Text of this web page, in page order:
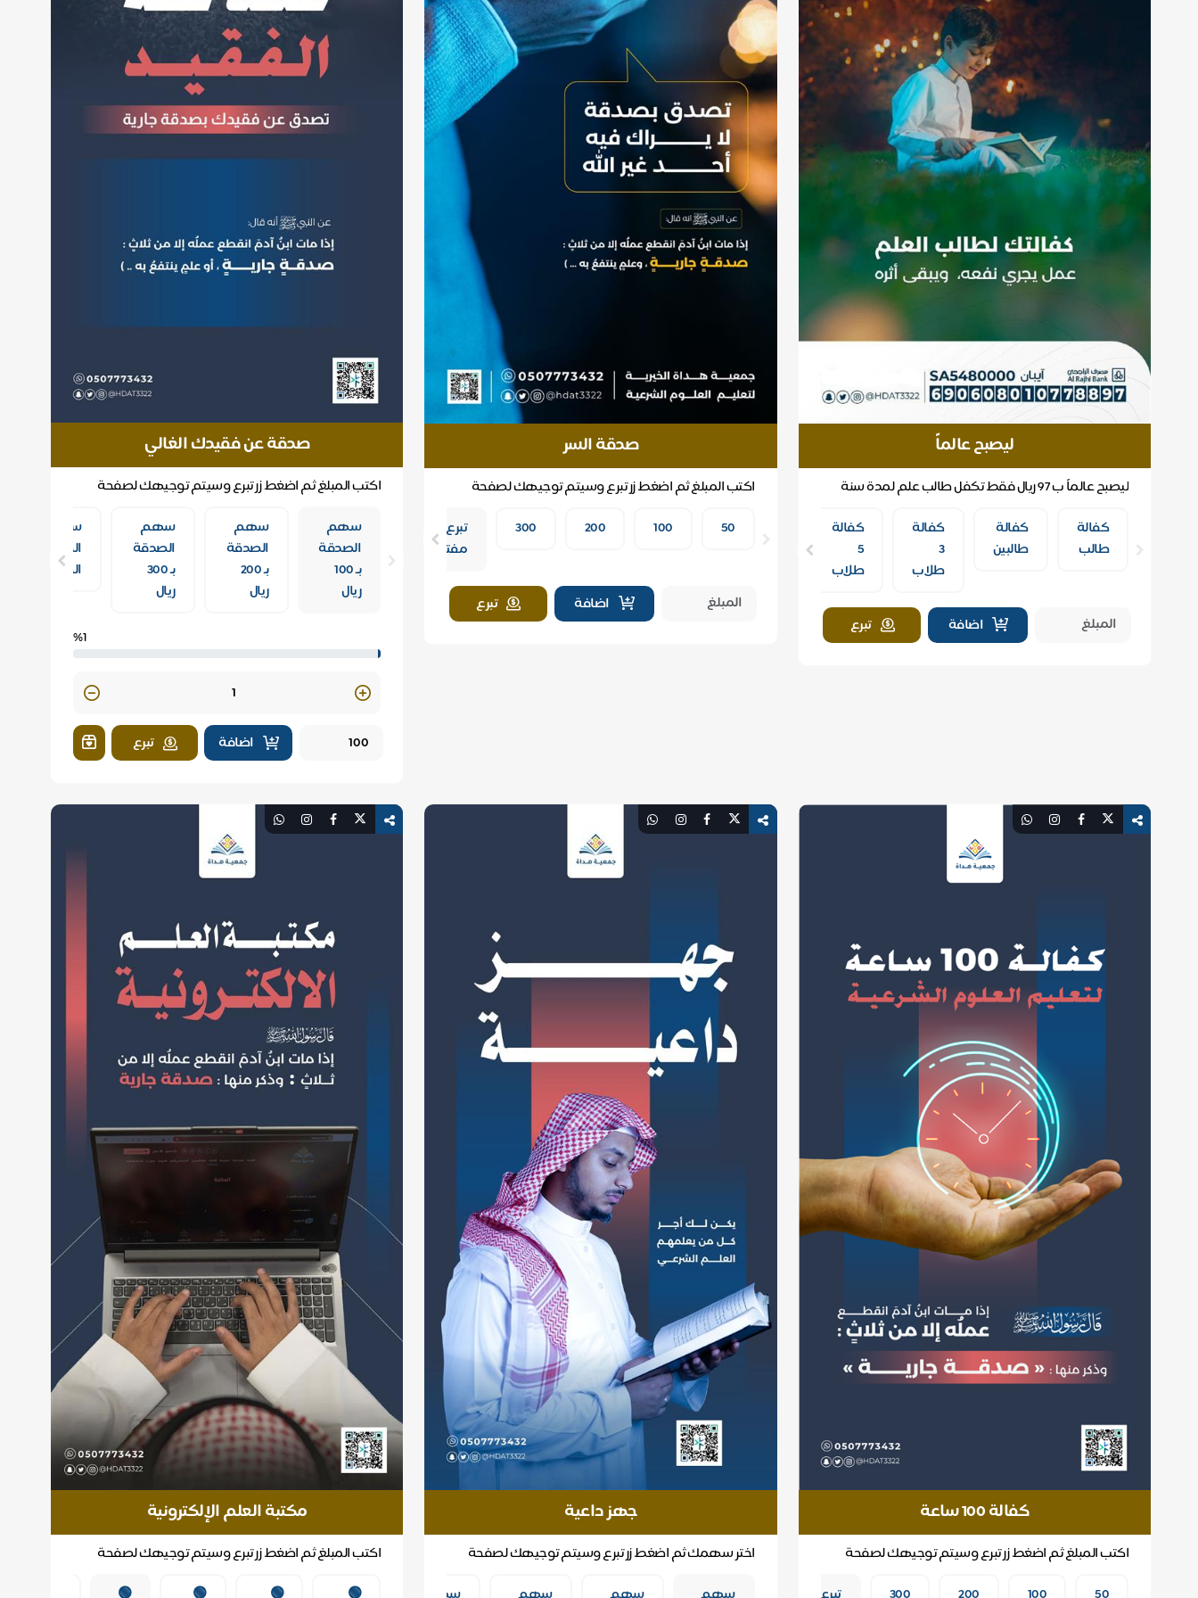
ليصبح عالماً
ليصبح عالماً ب 97 ريال فقط تكفل طالب علم لمدة سنة
كفالة
طالب
كفالة
طالبين
كفالة
3
طلاب
كفالة
5
طلاب
اضافة تبرع
صدقة السر
اكتب المبلغ ثم اضغط زر تبرع وسيتم توجيهك لصفحة
50
100
200
300
تبرع
مفتوح
اضافة تبرع
صدقة عن فقيدك الغالي
اكتب المبلغ ثم اضغط زر تبرع وسيتم توجيهك لصفحة
سهم
الصدقة
بـ 100
ريال
سهم
الصدقة
بـ 200
ريال
سهم
الصدقة
بـ 300
ريال
سهم
الصدقة
الجارية
%1
Quantity
اضافة
تبرع
كفالة 100 ساعة
اكتب المبلغ ثم اضغط زر تبرع وسيتم توجيهك لصفحة
جهز داعية
اختر سهمك ثم اضغط زر تبرع وسيتم توجيهك لصفحة
مكتبة العلم الإلكترونية
اكتب المبلغ ثم اضغط زر تبرع وسيتم توجيهك لصفحة